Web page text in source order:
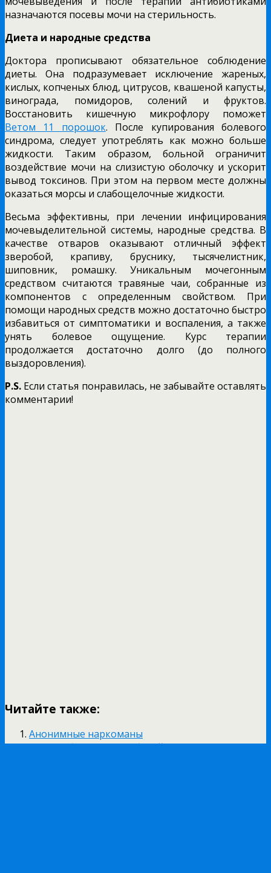
назначаются посевы мочи на стерильность.
Диета и народные средства
Доктора прописывают обязательное соблюдение
диеты. Она подразумевает исключение жареных,
кислых, копченых блюд, цитрусов, квашеной капусты,
винограда, помидоров, солений и фруктов.
Восстановить кишечную микрофлору поможет
Ветом 11 порошок. После купирования болевого
синдрома, следует употреблять как можно больше
жидкости. Таким образом, больной ограничит
воздействие мочи на слизистую оболочку и ускорит
вывод токсинов. При этом на первом месте должны
оказаться морсы и слабощелочные жидкости.
Весьма эффективны, при лечении инфицирования
мочевыделительной системы, народные средства. В
качестве отваров оказывают отличный эффект
зверобой, крапиву, бруснику, тысячелистник,
шиповник, ромашку. Уникальным мочегонным
средством считаются травяные чаи, собранные из
компонентов с определенным свойством. При
помощи народных средств можно достаточно быстро
избавиться от симптоматики и воспаления, а также
унять болевое ощущение. Курс терапии
продолжается достаточно долго (до полного
выздоровления).
P.S. Если статья понравилась, не забывайте оставлять
комментарии!
Читайте также:
Анонимные наркоманы
Живите без головных болей!